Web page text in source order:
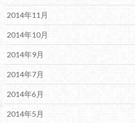
2014年11月
2014年10月
2014年9月
2014年7月
2014年6月
2014年5月